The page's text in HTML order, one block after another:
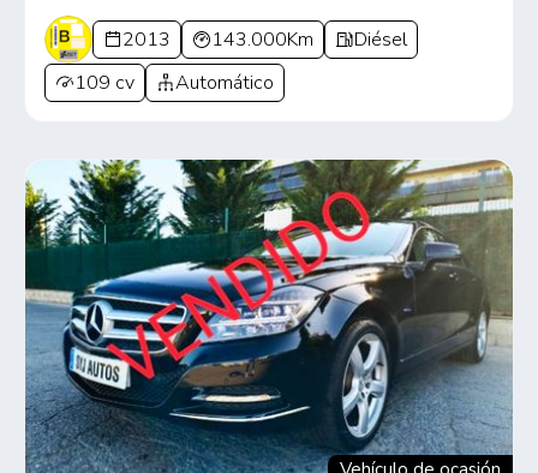
2013 143.000Km
Diésel
109 cv
Automático